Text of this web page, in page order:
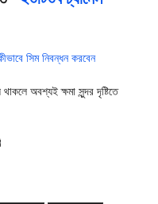
সিম নিবন্ধন করবেন
অবশ্যই ক্ষমা সুন্দর দৃষ্টিতে